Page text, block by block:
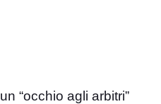
“occhio agli arbitri”